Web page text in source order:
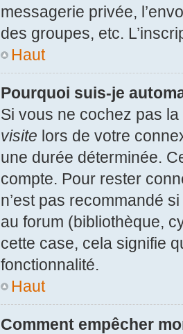
messagerie privée,
des groupes, etc.
Haut
Pourquoi suis-je
Si vous ne cochez pas
visite lors de votre
une durée déterminée.
compte. Pour rester
n’est pas recommandé
au forum (bibliothèque,
cette case, cela signifie
fonctionnalité.
Haut
Comment empêcher